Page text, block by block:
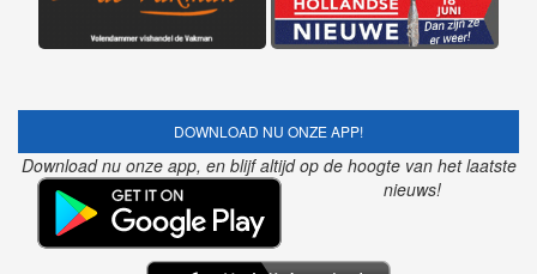
DOWNLOAD NU ONZE APP!
Download nu onze app, en blijf altijd op de hoogte van het laatste
nieuws!